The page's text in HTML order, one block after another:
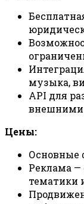
музыка,
API для
внешними
Цены:
Основные
Реклама —
тематики